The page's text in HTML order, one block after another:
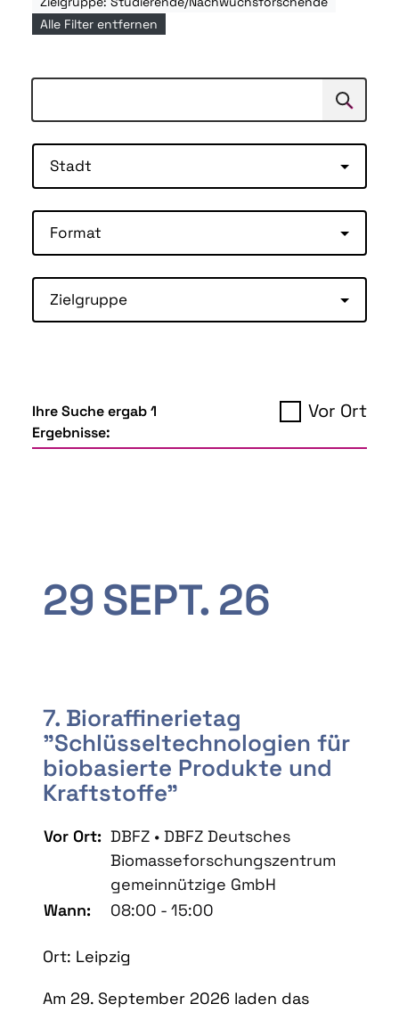
Alle Filter entfernen
Suchen
Stadt
Format
Zielgruppe
Ihre Suche ergab 1
Ergebnisse:
Vor Ort
29SEPT. 26
7. Bioraffinerietag
"Schlüsseltechnologien für
biobasierte Produkte und
Kraftstoffe"
Vor Ort: DBFZ • DBFZ Deutsches
Biomasseforschungszentrum
gemeinnützige GmbH
Wann:
08:00 - 15:00
Ort: Leipzig
Am 29. September 2026 laden das